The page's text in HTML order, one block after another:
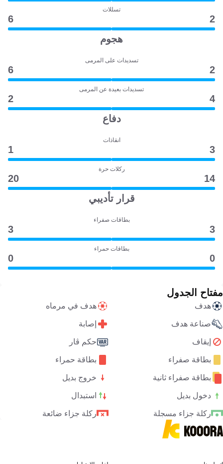
تسللات
2
6
هجوم
تسديدات على المرمى
2
6
تسديدات بعيدة عن المرمى
4
2
دفاع
انقاذات
3
1
ركلات حرة
14
20
قرار تأديبي
بطاقات صفراء
3
3
بطاقات حمراء
0
0
مفتاح الجدول
هدف هدف في مرماه
صناعة هدف إصابة
إيقاف حكم ڤار
بطاقة صفراء بطاقة حمراء
بطاقة صفراء ثانية خروج بديل
دخول بديل استبدال
ركلة جزاء مسجلة ركلة جزاء ضائعة